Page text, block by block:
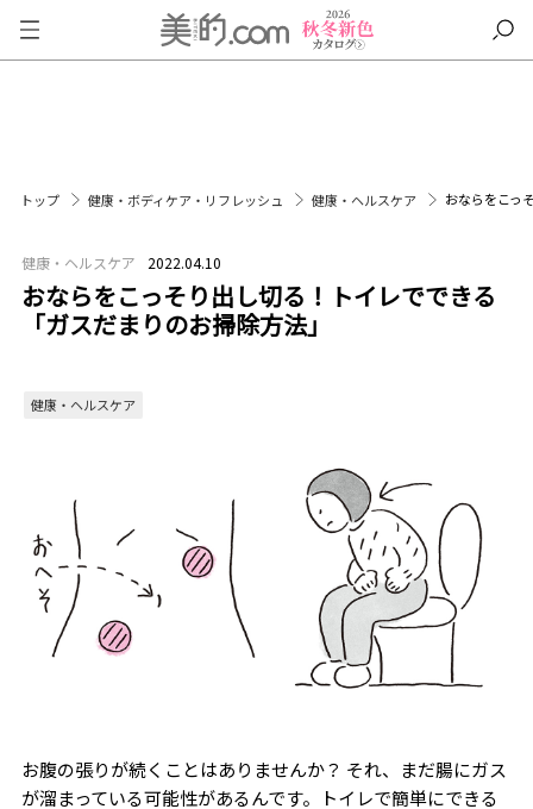
トップ 健康・ボディケア・リフレッシュ 健康・ヘルスケア おならをこっ
健康・ヘルスケア 2022.04.10
おならをこっそり出し切る！トイレでできる
「ガスだまりのお掃除方法」
健康・ヘルスケア
お腹の張りが続くことはありませんか？ それ、まだ腸にガス
が溜まっている可能性があるんです。トイレで簡単にできる